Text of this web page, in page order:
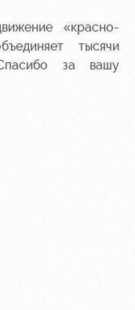
«красно-
тысячи
за вашу